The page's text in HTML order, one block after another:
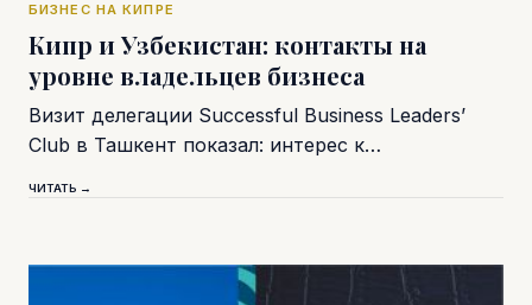
БИЗНЕС НА КИПРЕ
Кипр и Узбекистан: контакты на
уровне владельцев бизнеса
Визит делегации Successful Business Leaders’
Club в Ташкент показал: интерес к…
ЧИТАТЬ →